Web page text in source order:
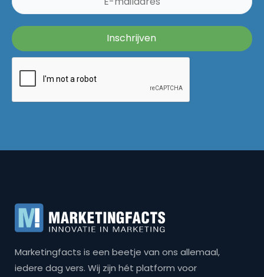
Marketingfacts is een beetje van ons allemaal,
iedere dag vers. Wij zijn hét platform voor